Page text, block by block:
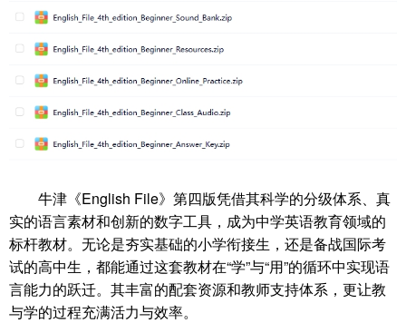
牛津《English File》第四版凭借其科学的分级体系、真
实的语言素材和创新的数字工具，成为中学英语教育领域的
标杆教材。无论是夯实基础的小学衔接生，还是备战国际考
试的高中生，都能通过这套教材在“学”与“用”的循环中实现语
言能力的跃迁。其丰富的配套资源和教师支持体系，更让教
与学的过程充满活力与效率。